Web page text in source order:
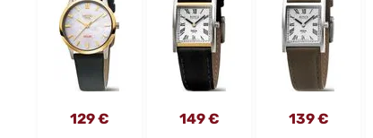
129 € 149 € 139 €